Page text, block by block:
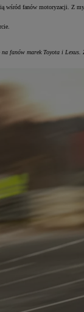
wśród fanów motoryzacji. Z
fanów marek Toyota i Lexus.